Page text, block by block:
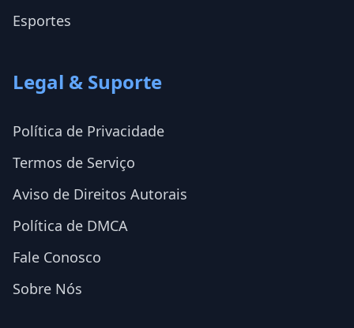
Esportes
Legal & Suporte
Política de Privacidade
Termos de Serviço
Aviso de Direitos Autorais
Política de DMCA
Fale Conosco
Sobre Nós